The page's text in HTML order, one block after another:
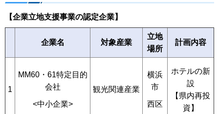
【企業立地支援事業の認定企業】
企業名 対象産業
立地
場所
計画内容
1
MM60・61特定目的
会社
<中小企業>
観光関連産業
横浜
市
西区
ホテルの新
設
【県内再投
資】